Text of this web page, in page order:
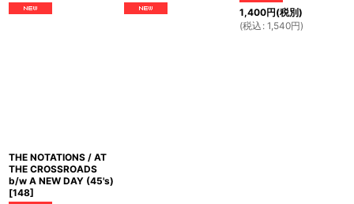
1,400円(税別)
(税込 : 1,540円)
THE NOTATIONS / AT
THE CROSSROADS
b/w A NEW DAY (45's)
[148]